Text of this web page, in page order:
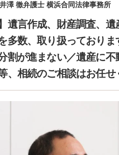
澤 徹弁護士 横浜合同法律事務所
遺言作成、財産調査、
多数、取り扱っており
割が進まない／遺産に
、相続のご相談はお任せ